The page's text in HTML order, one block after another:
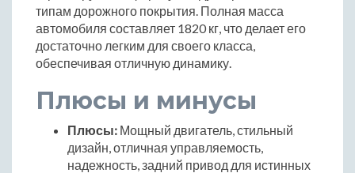
типам дорожного покрытия. Полная масса
автомобиля составляет 1820 кг, что делает его
достаточно легким для своего класса,
обеспечивая отличную динамику.
Плюсы и минусы
Плюсы: Мощный двигатель, стильный
дизайн, отличная управляемость,
надежность, задний привод для истинных